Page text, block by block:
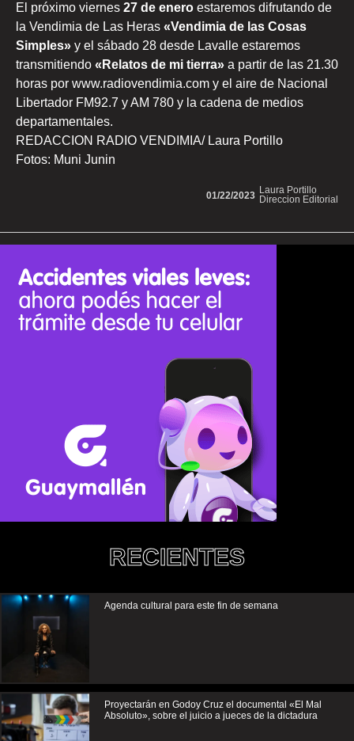
El próximo viernes 27 de enero estaremos difrutando de
la Vendimia de Las Heras «Vendimia de las Cosas
Simples» y el sábado 28 desde Lavalle estaremos
transmitiendo «Relatos de mi tierra» a partir de las 21.30
horas por www.radiovendimia.com y el aire de Nacional
Libertador FM92.7 y AM 780 y la cadena de medios
departamentales.
REDACCION RADIO VENDIMIA/ Laura Portillo
Fotos: Muni Junin
Laura Portillo
Direccion Editorial
01/22/2023
RECIENTES
Agenda cultural para este fin de semana
Proyectarán en Godoy Cruz el documental «El Mal
Absoluto», sobre el juicio a jueces de la dictadura